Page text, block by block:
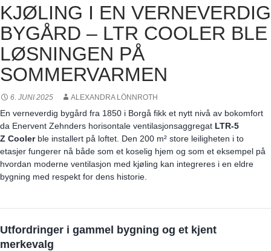
KJØLING I EN VERNEVERDIG
BYGÅRD – LTR COOLER BLE
LØSNINGEN PÅ
SOMMERVARMEN
6. JUNI 2025 ALEXANDRA LÖNNROTH
En verneverdig bygård fra 1850 i Borgå fikk et nytt nivå av bokomfort
da Enervent Zehnders horisontale ventilasjonsaggregat LTR-5
Z Coolerble installert på loftet. Den 200 m² store leiligheten i to
etasjer fungerer nå både som et koselig hjem og som et eksempel på
hvordan moderne ventilasjon med kjøling kan integreres i en eldre
bygning med respekt for dens historie.
Utfordringer i gammel bygning og et kjent
merkevalg